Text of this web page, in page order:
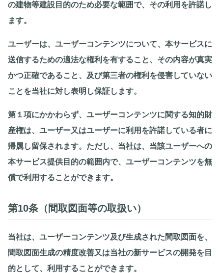
の建物等建設目的のため必要な範囲で、その利用を許諾し
ます。
ユーザーは、ユーザーコンテンツについて、本サービスに
送信するための適法な権利を有すること、その内容が真実
かつ正確であること、及び第三者の権利を侵害していない
ことを当社に対し表明し保証します。
第１項にかかわらず、ユーザーコンテンツに関する知的財
産権は、ユーザー又はユーザーに利用を許諾している者に
帰属し留保されます。ただし、当社は、当該ユーザーへの
本サービス提供目的の範囲内で、ユーザーコンテンツを無
償で利用することができます。
第10条（間取図面等の取扱い）
当社は、ユーザーコンテンツ及び生成された間取図面を、
間取図面生成の精度改善又は当社の新サービスの開発を目
的として、利用することができます。